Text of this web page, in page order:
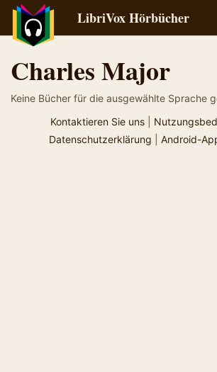
LibriVox Hörbücher
Charles Major
Keine Bücher für die ausgewählte Sprache
Kontaktieren Sie uns
Datenschutzerklärung
Android-